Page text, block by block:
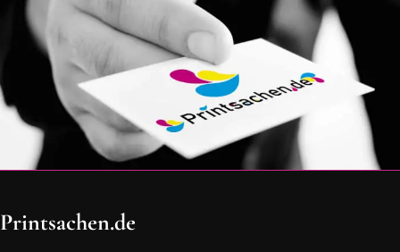
OH SCHON AM ENDE ANGEKOMMEN
BLEIBE MIT UNS IN VERBINDUNG!
Printsachen.de